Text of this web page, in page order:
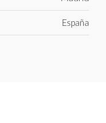
España